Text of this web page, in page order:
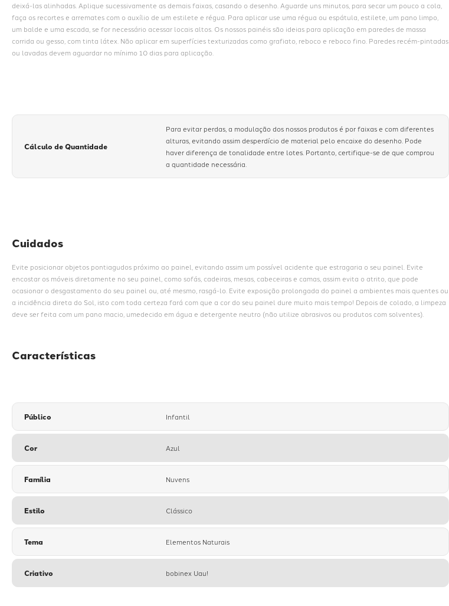
deixá-las alinhadas. Aplique sucessivamente as demais faixas, casando o desenho. Aguarde uns minutos, para secar um pouco a cola,
faça os recortes e arremates com o auxílio de um estilete e régua. Para aplicar use uma régua ou espátula, estilete, um pano limpo,
um balde e uma escada, se for necessário acessar locais altos. Os nossos painéis são ideias para aplicação em paredes de massa
corrida ou gesso, com tinta látex. Não aplicar em superfícies texturizadas como grafiato, reboco e reboco fino. Paredes recém-pintadas
ou lavadas devem aguardar no mínimo 10 dias para aplicação.
Cálculo de Quantidade
Para evitar perdas, a modulação dos nossos produtos é por faixas e com diferentes
alturas, evitando assim desperdício de material pelo encaixe do desenho. Pode
haver diferença de tonalidade entre lotes. Portanto, certifique-se de que comprou
a quantidade necessária.
Cuidados
Evite posicionar objetos pontiagudos próximo ao painel, evitando assim um possível acidente que estragaria o seu painel. Evite
encostar os móveis diretamente no seu painel, como sofás, cadeiras, mesas, cabeceiras e camas, assim evita o atrito, que pode
ocasionar o desgastamento do seu painel ou, até mesmo, rasgá-lo. Evite exposição prolongada do painel a ambientes mais quentes ou
a incidência direta do Sol, isto com toda certeza fará com que a cor do seu painel dure muito mais tempo! Depois de colado, a limpeza
deve ser feita com um pano macio, umedecido em água e detergente neutro (não utilize abrasivos ou produtos com solventes).
Características
Público Infantil
Cor Azul
Família Nuvens
Estilo Clássico
Tema Elementos Naturais
Criativo bobinex Uau!